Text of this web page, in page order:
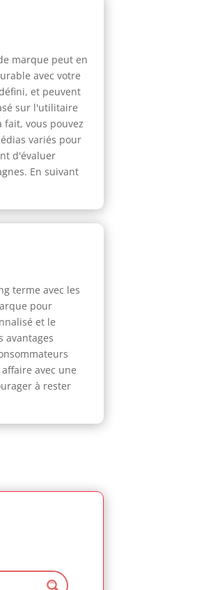
marque peut en
avec votre
et peuvent
sur l'utilitaire
vous pouvez
variés pour
d'évaluer
En suivant
terme avec les
pour
et le
avantages
avec une
à rester